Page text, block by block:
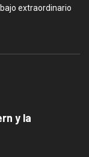
extraordinario
y la